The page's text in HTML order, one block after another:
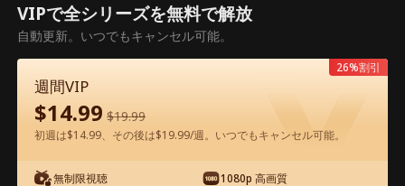
こちらは有料のエピソードです。視
聴いただくには解放が必要です。
アプリ内で無料視聴可能
VIPで全シリーズを無料で解放
自動更新。いつでもキャンセル可能。
週間VIP
$14.99 $19.99
初週は$14.99、その後は$19.99/週。いつでもキャンセル可能。
無制限視聴 1080p 高画質
26%割引